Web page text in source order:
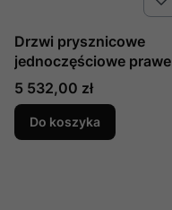
Drzwi prysznicowe
jednoczęściowe prawe
ze ścianką stałą w linii
Pur produkcji SanSwiss
PU31DSM21007
Cena
5 532,00 zł
Do koszyka